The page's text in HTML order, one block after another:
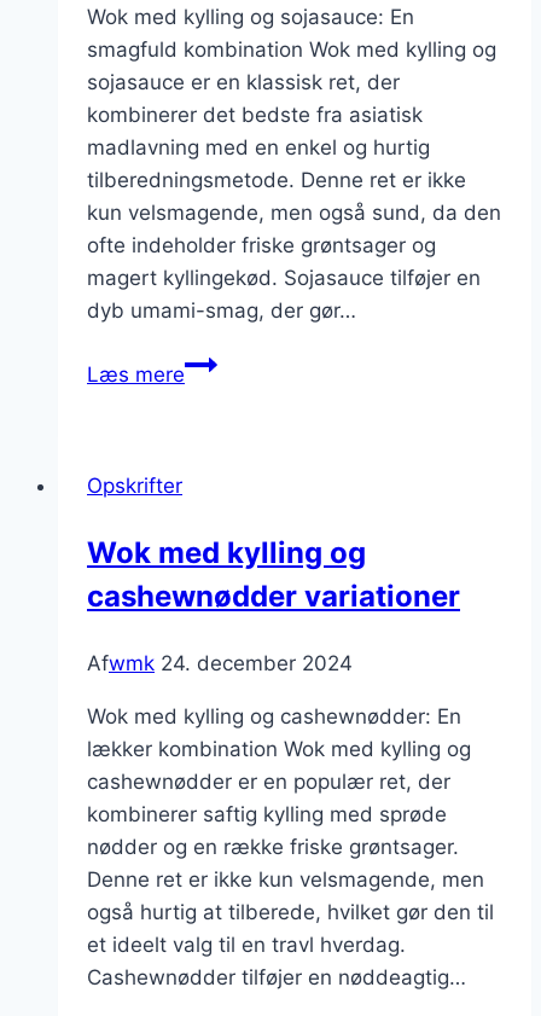
Wok med kylling og sojasauce: En
smagfuld kombination Wok med kylling og
sojasauce er en klassisk ret, der
kombinerer det bedste fra asiatisk
madlavning med en enkel og hurtig
tilberedningsmetode. Denne ret er ikke
kun velsmagende, men også sund, da den
ofte indeholder friske grøntsager og
magert kyllingekød. Sojasauce tilføjer en
dyb umami-smag, der gør…
Læs mereWok
smagfuld
kombination
Opskrifter
Wok med kylling og
cashewnødder variationer
Afwmk 24. december 2024
Wok med kylling og cashewnødder: En
lækker kombination Wok med kylling og
cashewnødder er en populær ret, der
kombinerer saftig kylling med sprøde
nødder og en række friske grøntsager.
Denne ret er ikke kun velsmagende, men
også hurtig at tilberede, hvilket gør den til
et ideelt valg til en travl hverdag.
Cashewnødder tilføjer en nøddeagtig…